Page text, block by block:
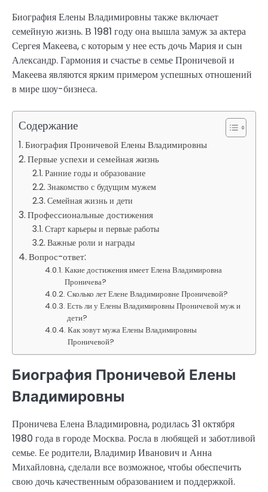
Биография Елены Владимировны также включает
семейную жизнь. В 1981 году она вышла замуж за актера
Сергея Макеева, с которым у нее есть дочь Мария и сын
Александр. Гармония и счастье в семье Проничевой и
Макеева являются ярким примером успешных отношений
в мире шоу-бизнеса.
Содержание
Биография Проничевой Елены Владимировны
Первые успехи и семейная жизнь
Ранние годы и образование
Знакомство с будущим мужем
Семейная жизнь и дети
Профессиональные достижения
Старт карьеры и первые работы
Важные роли и награды
Вопрос-ответ:
Какие достижения имеет Елена Владимировна
Проничева?
Сколько лет Елене Владимировне Проничевой?
Есть ли у Елены Владимировны Проничевой муж и
дети?
Как зовут мужа Елены Владимировны
Проничевой?
Биография Проничевой Елены
Владимировны
Проничева Елена Владимировна, родилась 31 октября
1980 года в городе Москва. Росла в любящей и заботливой
семье. Ее родители, Владимир Иванович и Анна
Михайловна, сделали все возможное, чтобы обеспечить
свою дочь качественным образованием и поддержкой.